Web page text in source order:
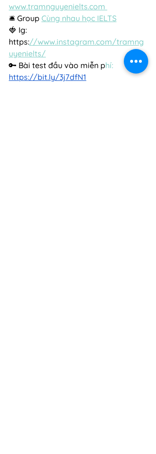
www.tramnguyenielts.com
🛎 Group Cùng nhau học IELTS
🍓 Ig:
https://www.instagram.com/tramng
uyenielts/
🔑 Bài test đầu vào miễn phí:
https://bit.ly/3j7dfN1